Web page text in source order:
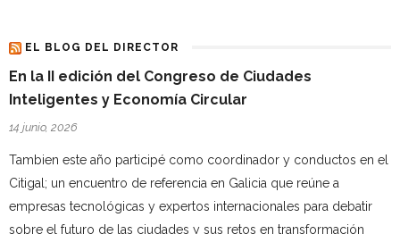
EL BLOG DEL DIRECTOR
En la II edición del Congreso de Ciudades
Inteligentes y Economía Circular
14 junio, 2026
Tambien este año participé como coordinador y conductos en el
Citigal; un encuentro de referencia en Galicia que reúne a
empresas tecnológicas y expertos internacionales para debatir
sobre el futuro de las ciudades y sus retos en transformación